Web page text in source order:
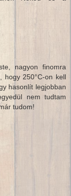
nagyon finomra
hogy 250°C-on kell
hasonlít legjobban
nem tudtam
tudom!